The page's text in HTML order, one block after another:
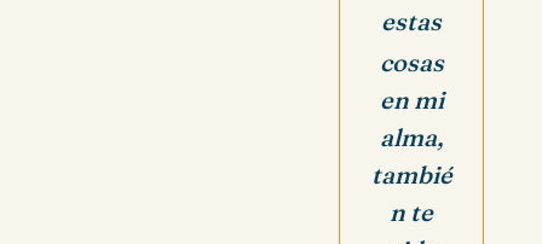
estas
cosas
en mi
alma,
tambié
n te